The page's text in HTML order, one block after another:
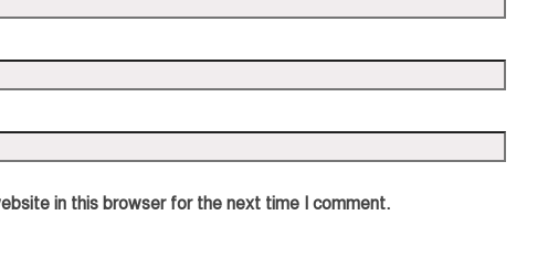
in this browser for the next time I comment.